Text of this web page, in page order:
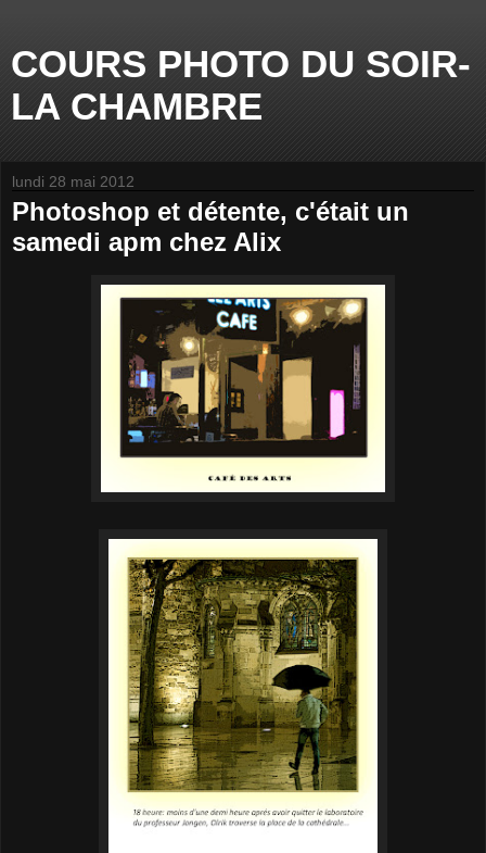
COURS PHOTO DU SOIR-
LA CHAMBRE
lundi 28 mai 2012
Photoshop et détente, c'était un
samedi apm chez Alix